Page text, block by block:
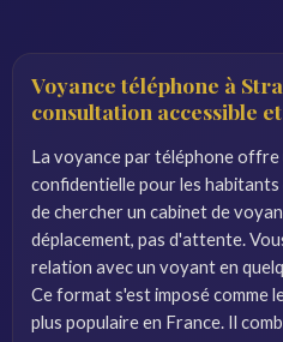
Voyance téléphone à
consultation accessible
La voyance par téléphone
confidentielle pour les
de chercher un cabinet de
déplacement, pas d'attente.
relation avec un voyant en
Ce format s'est imposé comme
plus populaire en France. Il